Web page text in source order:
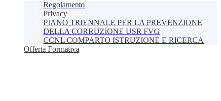
Regolamento
Privacy
PIANO TRIENNALE PER LA PREVENZIONE
DELLA CORRUZIONE USR FVG
CCNL COMPARTO ISTRUZIONE E RICERCA
Offerta Formativa